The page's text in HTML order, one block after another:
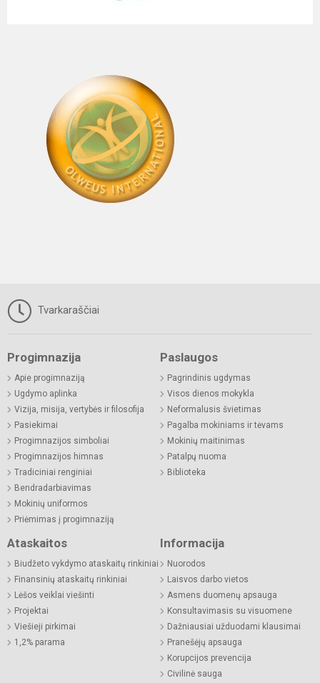
Tvarkaraščiai
Progimnazija
Apie progimnaziją
Ugdymo aplinka
Vizija, misija, vertybės ir filosofija
Pasiekimai
Progimnazijos simboliai
Progimnazijos himnas
Tradiciniai renginiai
Bendradarbiavimas
Mokinių uniformos
Priėmimas į progimnaziją
Paslaugos
Pagrindinis ugdymas
Visos dienos mokykla
Neformalusis švietimas
Pagalba mokiniams ir tėvams
Mokinių maitinimas
Patalpų nuoma
Biblioteka
Ataskaitos
Biudžeto vykdymo ataskaitų rinkiniai
Finansinių ataskaitų rinkiniai
Lėšos veiklai viešinti
Projektai
Viešieji pirkimai
1,2% parama
Informacija
Nuorodos
Laisvos darbo vietos
Asmens duomenų apsauga
Konsultavimasis su visuomene
Dažniausiai užduodami klausimai
Pranešėjų apsauga
Korupcijos prevencija
Civilinė sauga